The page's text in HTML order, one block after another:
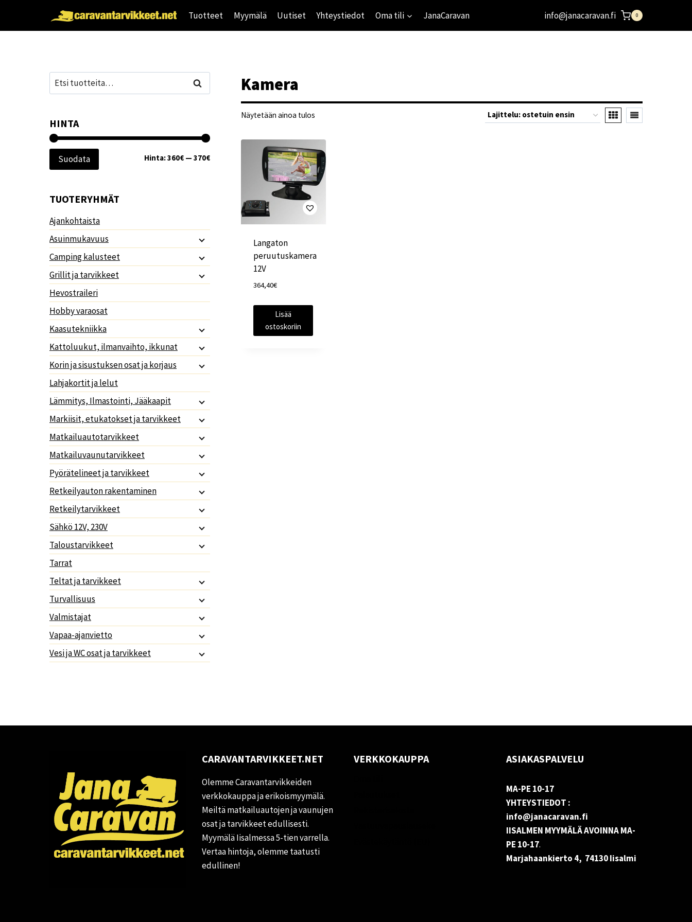
Tuotteet Myymälä Uutiset Yhteystiedot Oma tili JanaCaravan info@janacaravan.fi 0
Kamera
Näytetään ainoa tulos
Langaton
peruutuskamera
12V
364,40€
Lisää
ostoskoriin
Etsi: Haku
HINTA
Minimihinta
Maksimihinta
Suodata Hinta:360€ —370€
TUOTERYHMÄT
Ajankohtaista
Asuinmukavuus
Camping kalusteet
Grillit ja tarvikkeet
Hevostraileri
Hobby varaosat
Kaasutekniikka
Kattoluukut, ilmanvaihto, ikkunat
Korin ja sisustuksen osat ja korjaus
Lahjakortit ja lelut
Lämmitys, Ilmastointi, Jääkaapit
Markiisit, etukatokset ja tarvikkeet
Matkailuautotarvikkeet
Matkailuvaunutarvikkeet
Pyörätelineet ja tarvikkeet
Retkeilyauton rakentaminen
Retkeilytarvikkeet
Sähkö 12V, 230V
Taloustarvikkeet
Tarrat
Teltat ja tarvikkeet
Turvallisuus
Valmistajat
Vapaa-ajanvietto
Vesi ja WC osat ja tarvikkeet
CARAVANTARVIKKEET.NET
Olemme Caravantarvikkeiden
verkkokauppa ja erikoismyymälä.
Meiltä matkailuautojen ja vaunujen
osat ja tarvikkeet edullisesti.
Myymälä Iisalmessa 5-tien varrella.
Vertaa hintoja, olemme taatusti
edullinen!
VERKKOKAUPPA ASIAKASPALVELU
MA-PE 10-17
YHTEYSTIEDOT :
info@janacaravan.fi
IISALMEN MYYMÄLÄ AVOINNA MA-
PE 10-17.
Marjahaankierto 4, 74130 Iisalmi